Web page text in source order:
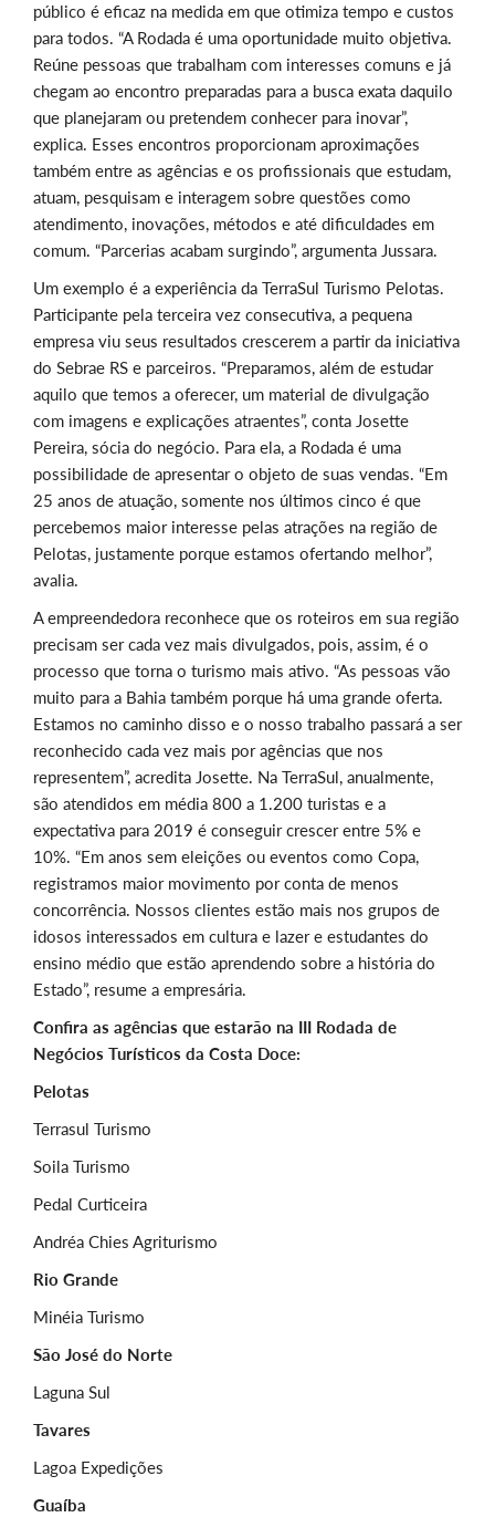
público é eficaz na medida em que otimiza tempo e custos
para todos. “A Rodada é uma oportunidade muito objetiva.
Reúne pessoas que trabalham com interesses comuns e já
chegam ao encontro preparadas para a busca exata daquilo
que planejaram ou pretendem conhecer para inovar”,
explica. Esses encontros proporcionam aproximações
também entre as agências e os profissionais que estudam,
atuam, pesquisam e interagem sobre questões como
atendimento, inovações, métodos e até dificuldades em
comum. “Parcerias acabam surgindo”, argumenta Jussara.
Um exemplo é a experiência da TerraSul Turismo Pelotas.
Participante pela terceira vez consecutiva, a pequena
empresa viu seus resultados crescerem a partir da iniciativa
do Sebrae RS e parceiros. “Preparamos, além de estudar
aquilo que temos a oferecer, um material de divulgação
com imagens e explicações atraentes”, conta Josette
Pereira, sócia do negócio. Para ela, a Rodada é uma
possibilidade de apresentar o objeto de suas vendas. “Em
25 anos de atuação, somente nos últimos cinco é que
percebemos maior interesse pelas atrações na região de
Pelotas, justamente porque estamos ofertando melhor”,
avalia.
A empreendedora reconhece que os roteiros em sua região
precisam ser cada vez mais divulgados, pois, assim, é o
processo que torna o turismo mais ativo. “As pessoas vão
muito para a Bahia também porque há uma grande oferta.
Estamos no caminho disso e o nosso trabalho passará a ser
reconhecido cada vez mais por agências que nos
representem”, acredita Josette. Na TerraSul, anualmente,
são atendidos em média 800 a 1.200 turistas e a
expectativa para 2019 é conseguir crescer entre 5% e
10%. “Em anos sem eleições ou eventos como Copa,
registramos maior movimento por conta de menos
concorrência. Nossos clientes estão mais nos grupos de
idosos interessados em cultura e lazer e estudantes do
ensino médio que estão aprendendo sobre a história do
Estado”, resume a empresária.
Confira as agências que estarão na III Rodada de
Negócios Turísticos da Costa Doce:
Pelotas
Terrasul Turismo
Soila Turismo
Pedal Curticeira
Andréa Chies Agriturismo
Rio Grande
Minéia Turismo
São José do Norte
Laguna Sul
Tavares
Lagoa Expedições
Guaíba